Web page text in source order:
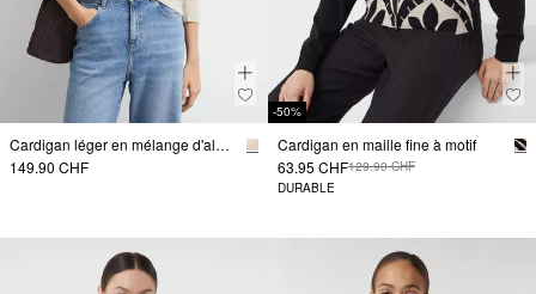
Cardigan léger en mélange d'alpaga
149.90 CHF
-50%
Cardigan en maille fine à motif
63.95 CHF129.90 CHF
DURABLE